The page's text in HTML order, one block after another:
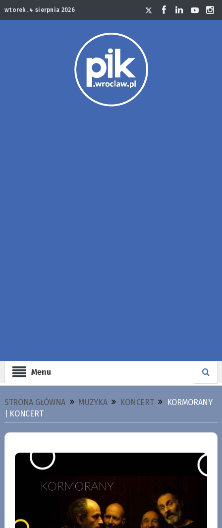
wtorek, 4 sierpnia 2026
Menu
STRONA GŁÓWNA MUZYKA KONCERT
KORMORANY
| KONCERT